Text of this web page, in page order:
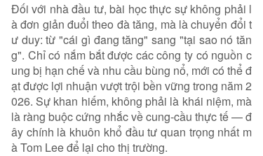
Đối với nhà đầu tư, bài học thực sự không phải l
à đơn giản đuổi theo đà tăng, mà là chuyển đổi t
ư duy: từ "cái gì đang tăng" sang "tại sao nó tăn
g". Chỉ có nắm bắt được các công ty có nguồn c
ung bị hạn chế và nhu cầu bùng nổ, mới có thể đ
ạt được lợi nhuận vượt trội bền vững trong năm 2
026. Sự khan hiếm, không phải là khái niệm, mà
là ràng buộc cứng nhắc về cung-cầu thực tế — đ
ây chính là khuôn khổ đầu tư quan trọng nhất m
à Tom Lee để lại cho thị trường.